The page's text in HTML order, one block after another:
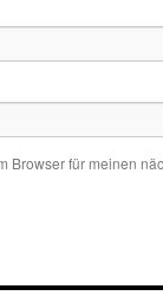
Browser für meinen